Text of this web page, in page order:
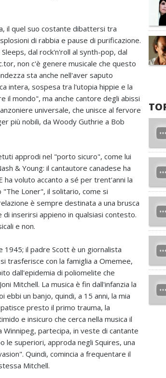
il quel suo costante dibattersi tra
di rabbia e pause di purificazione.
dal rock'n'roll al synth-pop, dal
non c'è genere musicale che questo
sta anche nell'aver saputo
intera, sospesa tra l'utopia hippie e la
il mondo", ma anche cantore degli abissi
universale, che unisce al fervore
più nobili, da Woody Guthrie a Bob
approdi nel "porto sicuro", come lui
& Young: il cantautore canadese ha
ha voluto accanto a sé per trent'anni la
Loner", il solitario, come si
è sempre destinata a una brusca
inserirsi appieno in qualsiasi contesto.
e non.
1945; il padre Scott è un giornalista
trasferisce con la famiglia a Omemee,
dall'epidemia di poliomelite che
Mitchell. La musica è fin dall'infanzia la
un banjo, quindi, a 15 anni, la mia
presto il primo trauma, la
e insicuro che cerca nella musica il
partecipa, in veste di cantante
le superiori, approda negli Squires, una
Quindi, comincia a frequentare il
Mitchell.